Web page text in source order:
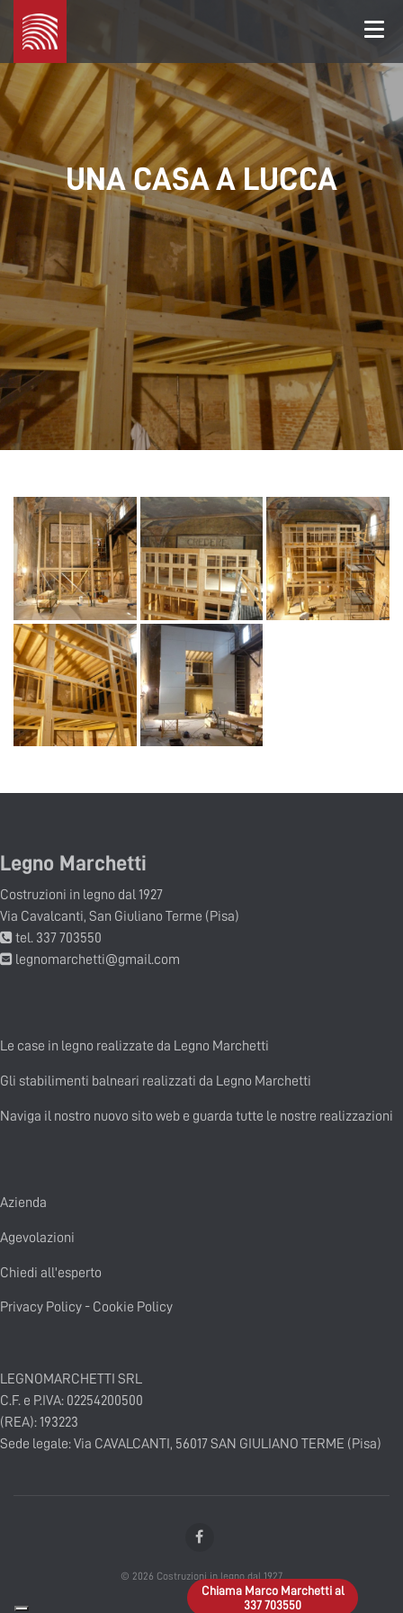
Legno
Marchetti
UNA CASA A LUCCA
Legno Marchetti
Costruzioni in legno dal 1927
Via Cavalcanti, San Giuliano Terme (Pisa)
tel. 337 703550
legnomarchetti@gmail.com
Le case in legno realizzate da Legno Marchetti
Gli stabilimenti balneari realizzati da Legno Marchetti
Naviga il nostro nuovo sito web e guarda tutte le nostre realizzazioni
Azienda
Agevolazioni
Chiedi all'esperto
Privacy Policy - Cookie Policy
LEGNOMARCHETTI SRL
C.F. e P.IVA: 02254200500
(REA): 193223
Sede legale: Via CAVALCANTI, 56017 SAN GIULIANO TERME (Pisa)
© 2026 Costruzioni in legno dal 1927
Chiama Marco Marchetti al
337 703550